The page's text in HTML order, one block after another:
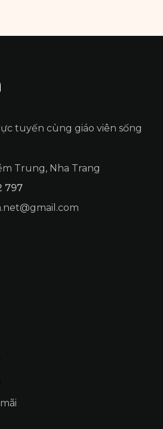
tuyến cùng giáo viên sống
Trung, Nha Trang
797